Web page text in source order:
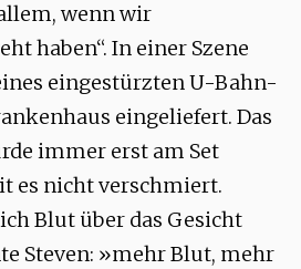
wenn wir
haben“. In einer Szene
eingestürzten U-Bahn-
eingeliefert. Das
immer erst am Set
es nicht verschmiert.
Blut über das Gesicht
Steven: »mehr Blut, mehr